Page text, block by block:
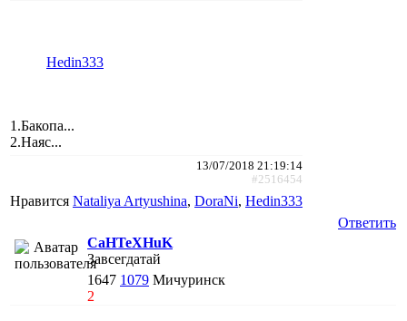
Hedin333
1.Бакопа...
2.Наяс...
13/07/2018 21:19:14
#2516454
Нравится Nataliya Artyushina, DoraNi, Hedin333
Ответить
CaHTeXHuK
Завсегдатай
1647 1079 Мичуринск
2